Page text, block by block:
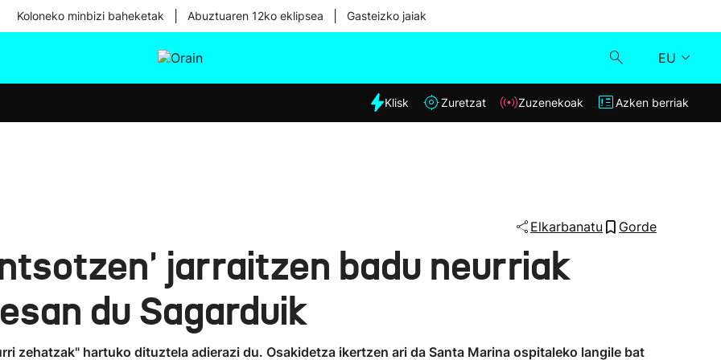
Koloneko minbizi baheketak Abuztuaren 12ko eklipsea Gasteizko jaiak
EU
Eguraldia
Klisk
Klisk Zuretzat Zuzenekoak Azken berriak
Elkarbanatu Gorde
jarraitzen badu neurriak
du Sagarduik
zehatzak" hartuko dituztela adierazi du. Osakidetza ikertzen ari da Santa Marina ospitaleko langile bat